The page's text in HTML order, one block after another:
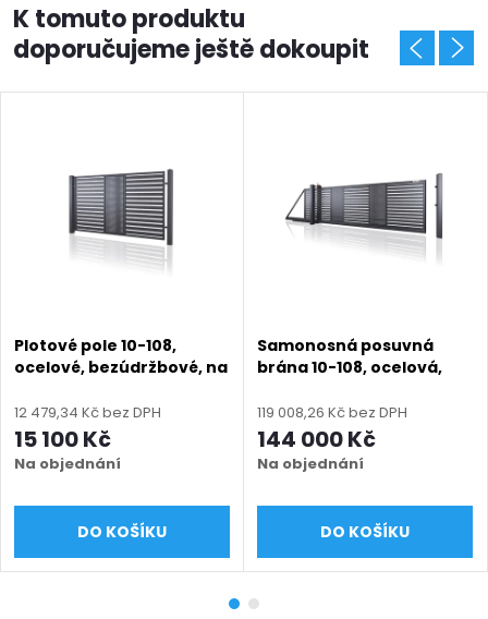
K tomuto produktu
doporučujeme ještě dokoupit
Plotové pole 10-108,
ocelové, bezúdržbové, na
mm, výška 500–2000
mm), barva na přání
12 479,34 Kč bez DPH
15 100 Kč
Na objednání
DO KOŠÍKU
Samonosná posuvná
brána 10-108, ocelová,
(šířka 1500 - 6000 mm,
výška 1000 - 2000 mm),
barva na přání
119 008,26 Kč bez DPH
144 000 Kč
Na objednání
DO KOŠÍKU